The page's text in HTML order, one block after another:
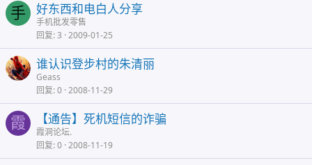
手 好东西和电白人分享
手机批发零售
回复 3 2009-01-25
谁认识登步村的朱清丽
Geass
回复 0 2008-11-29
霞 【通告】死机短信的诈骗
霞洞论坛.
回复 0 2008-11-19